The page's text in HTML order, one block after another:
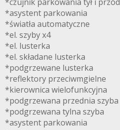
*asystent parkowania
*światła automatyczne
*el. szyby x4
*el. lusterka
*el. składane lusterka
*podgrzewane lusterka
*reflektory przeciwmgielne
*kierownica wielofunkcyjna
*podgrzewana przednia szyba
*podgrzewana tylna szyba
*asystent parkowania